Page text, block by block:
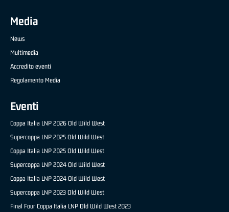
Media
News
Multimedia
Accredito eventi
Regolamento Media
Eventi
Coppa Italia LNP 2026 Old Wild West
Supercoppa LNP 2025 Old Wild West
Coppa Italia LNP 2025 Old Wild West
Supercoppa LNP 2024 Old Wild West
Coppa Italia LNP 2024 Old Wild West
Supercoppa LNP 2023 Old Wild West
Final Four Coppa Italia LNP Old Wild West 2023